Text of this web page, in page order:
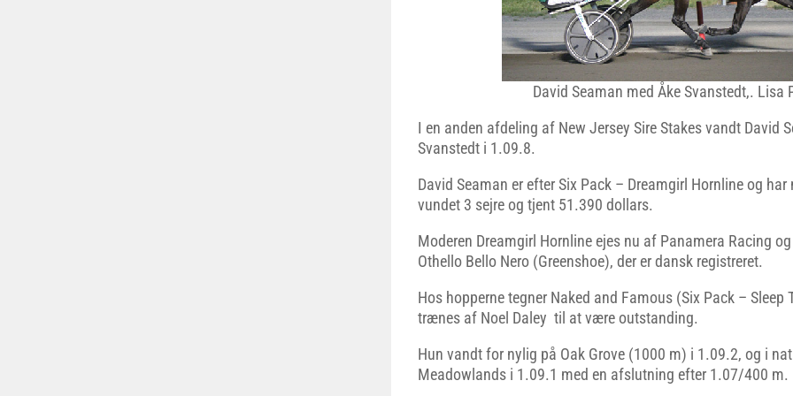
David Seaman med Åke Svanstedt,. Lisa
I en anden afdeling af New Jersey Sire Stakes vandt David
Svanstedt i 1.09.8.
David Seaman er efter Six Pack – Dreamgirl Hornline og
vundet 3 sejre og tjent 51.390 dollars.
Moderen Dreamgirl Hornline ejes nu af Panamera Racing
Othello Bello Nero (Greenshoe), der er dansk registreret.
Hos hopperne tegner Naked and Famous (Six Pack – Sleep
trænes af Noel Daley til at være outstanding.
Hun vandt for nylig på Oak Grove (1000 m) i 1.09.2, og i
Meadowlands i 1.09.1 med en afslutning efter 1.07/400 m.